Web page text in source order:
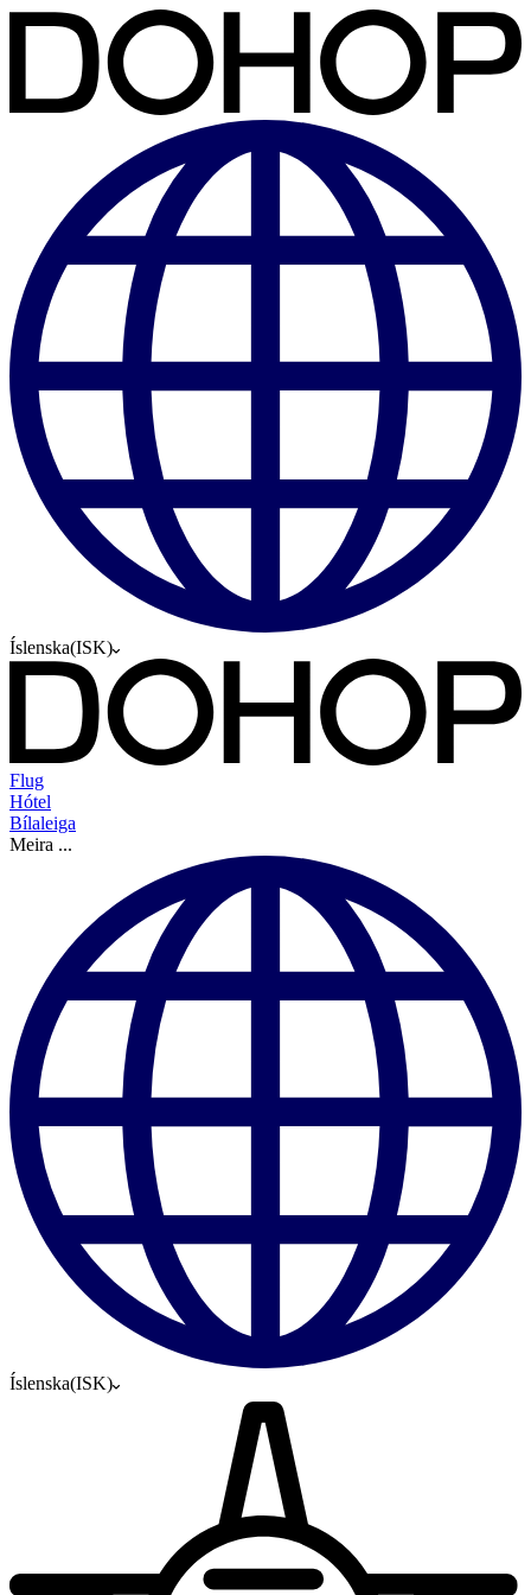
Íslenska(ISK)
Flug
Hótel
Bílaleiga
Meira ...
Íslenska(ISK)